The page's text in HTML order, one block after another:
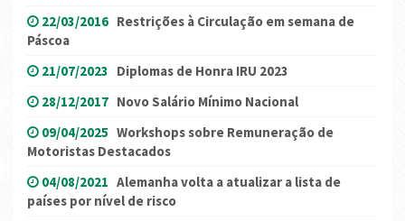
22/03/2016 Restrições à Circulação em semana de
Páscoa
21/07/2023 Diplomas de Honra IRU 2023
28/12/2017 Novo Salário Mínimo Nacional
09/04/2025 Workshops sobre Remuneração de
Motoristas Destacados
04/08/2021 Alemanha volta a atualizar a lista de
países por nível de risco